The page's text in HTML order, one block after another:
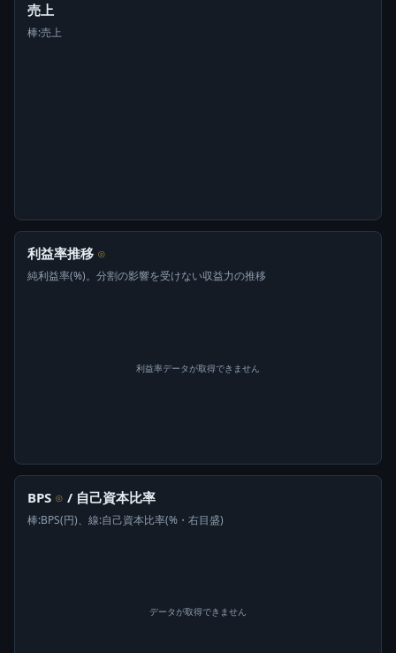
売上
棒:売上
利益率推移 ⊙
純利益率(%)。分割の影響を受けない収益力の推移
利益率データが取得できません
BPS ⊙ / 自己資本比率
棒:BPS(円)、線:自己資本比率(%・右目盛)
データが取得できません